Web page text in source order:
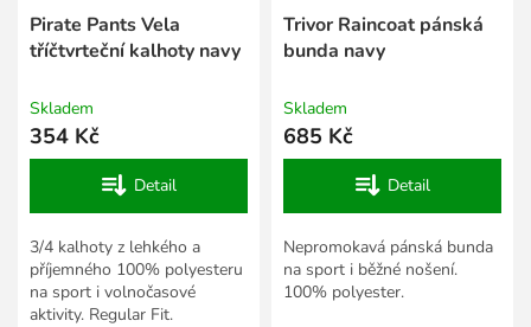
Pirate Pants Vela
tříčtvrteční kalhoty navy
Skladem
354 Kč
Detail
3/4 kalhoty z lehkého a
příjemného 100% polyesteru
na sport i volnočasové
aktivity. Regular Fit.
Trivor Raincoat pánská
bunda navy
Skladem
685 Kč
Detail
Nepromokavá pánská bunda
na sport i běžné nošení.
100% polyester.